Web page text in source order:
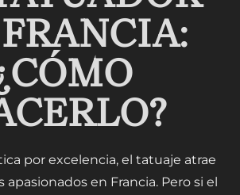
por excelencia, el tatuaje atrae
apasionados en Francia. Pero si el